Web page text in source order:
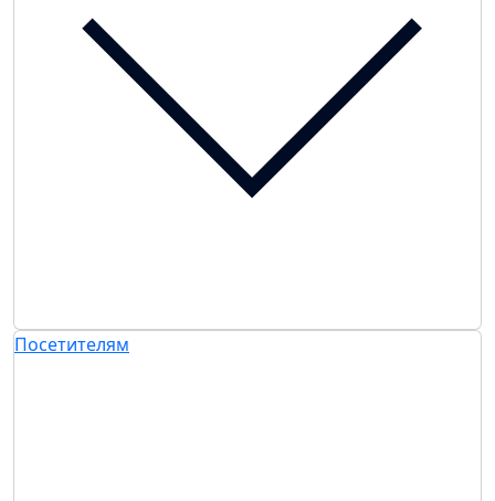
Посетителям